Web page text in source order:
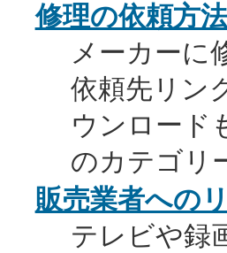
修理の依頼方法
メーカーに
依頼先リン
ウンロード
のカテゴリ
販売業者への
テレビや録